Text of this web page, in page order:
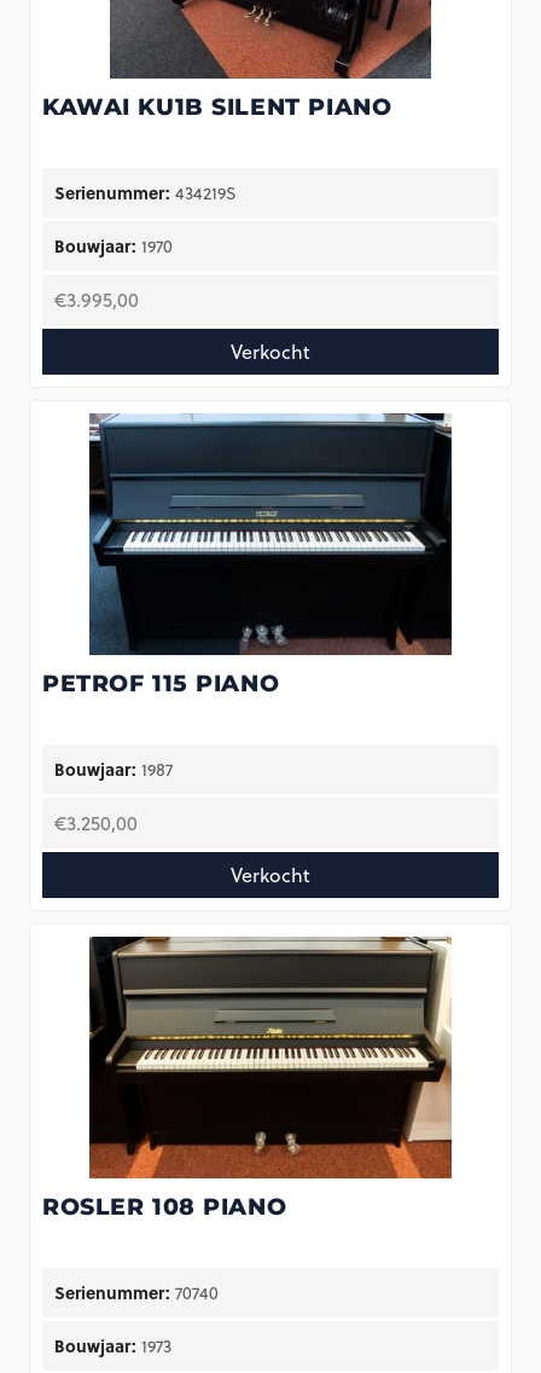
KAWAI KU1B SILENT PIANO
Serienummer: 434219S
Bouwjaar: 1970
€3.995,00
Verkocht
PETROF 115 PIANO
Bouwjaar: 1987
€3.250,00
Verkocht
ROSLER 108 PIANO
Serienummer: 70740
Bouwjaar: 1973